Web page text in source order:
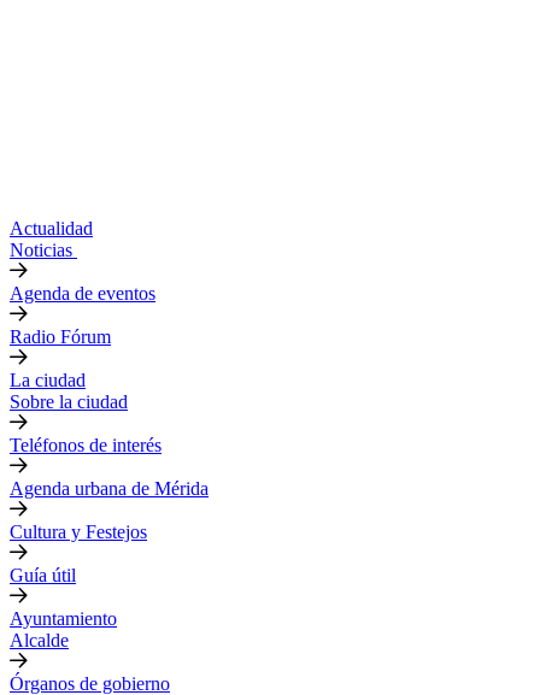
Actualidad
Noticias
Agenda de eventos
Radio Fórum
La ciudad
Sobre la ciudad
Teléfonos de interés
Agenda urbana de Mérida
Cultura y Festejos
Guía útil
Ayuntamiento
Alcalde
Órganos de gobierno